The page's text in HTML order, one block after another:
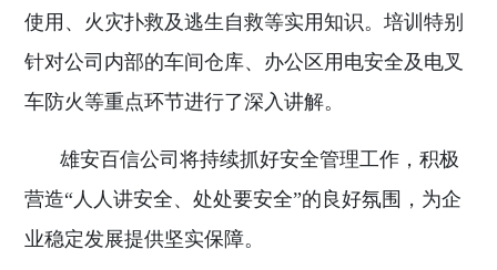
使用、火灾扑救及逃生自救等实用知识。培训特别
针对公司内部的车间仓库、办公区用电安全及电叉
车防火等重点环节进行了深入讲解。
雄安百信公司将持续抓好安全管理工作，积极
营造“人人讲安全、处处要安全”的良好氛围，为企
业稳定发展提供坚实保障。